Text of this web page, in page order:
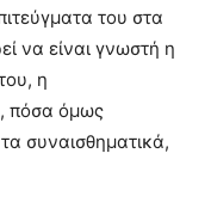
του στα
να είναι γνωστή η
η
πόσα όμως
συναισθηματικά,